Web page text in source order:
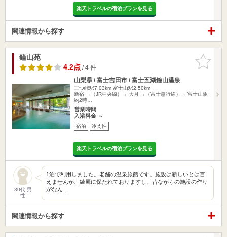
楽天トラベルの宿泊プランを見る
関連情報から探す
お気に入
りに追加
鐘山苑
4.2点/ 4 件
山梨県 / 富士吉田市 / 富士五湖鐘山温泉
三つ峠駅7.03km 富士山駅2.50km
新宿 →（JR中央線）→ 大月 →（富士急行線）→ 富士山駅
約2時…
営業時間
入浴料金 ～
宿泊 冷え性
楽天トラベルの宿泊プランを見る
30代 男
性
1泊で利用しました。老舗の温泉旅館です。施設は新しいとは言
えませんが、綺麗に保たれておりますし、昔ながらの施設の作り
がなん…
関連情報から探す